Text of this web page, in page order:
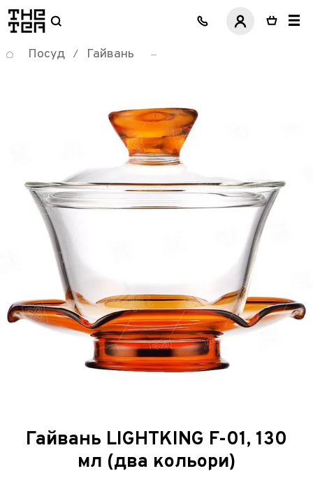
логотип
Посуд / Гайвань
Гайвань LIGHTKING F-01, 130
мл (два кольори)